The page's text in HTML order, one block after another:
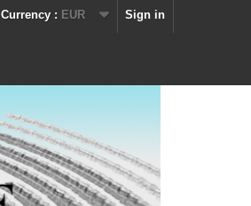
Sign in
Currency : EUR